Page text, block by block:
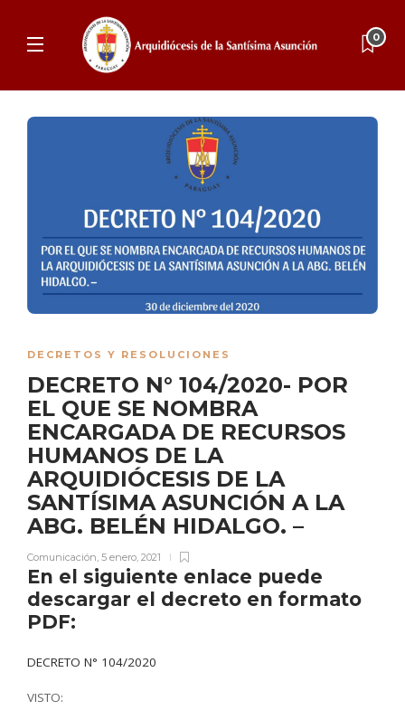
0
DECRETOS Y RESOLUCIONES
DECRETO N° 104/2020- POR
EL QUE SE NOMBRA
ENCARGADA DE RECURSOS
HUMANOS DE LA
ARQUIDIÓCESIS DE LA
SANTÍSIMA ASUNCIÓN A LA
ABG. BELÉN HIDALGO. –
Comunicación, 5 enero, 2021
En el siguiente enlace puede
descargar el decreto en formato
PDF:
DECRETO N° 104/2020
VISTO: